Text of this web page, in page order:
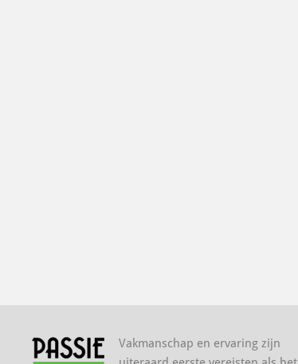
Vakmanschap en ervaring zijn